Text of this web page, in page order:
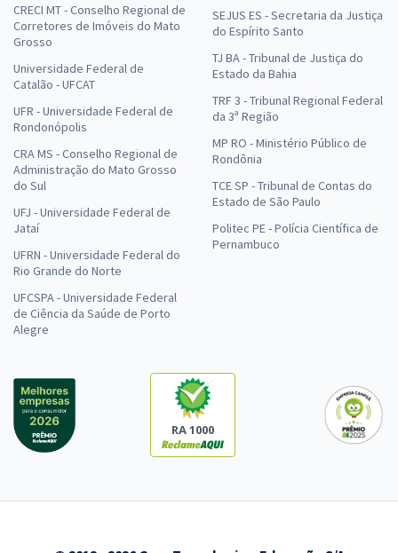
CRECI MT - Conselho Regional de
Corretores de Imóveis do Mato
Grosso
Universidade Federal de
Catalão - UFCAT
UFR - Universidade Federal de
Rondonópolis
CRA MS - Conselho Regional de
Administração do Mato Grosso
do Sul
UFJ - Universidade Federal de
Jataí
UFRN - Universidade Federal do
Rio Grande do Norte
UFCSPA - Universidade Federal
de Ciência da Saúde de Porto
Alegre
SEJUS ES - Secretaria da Justiça
do Espírito Santo
TJ BA - Tribunal de Justiça do
Estado da Bahia
TRF 3 - Tribunal Regional Federal
da 3ª Região
MP RO - Ministério Público de
Rondônia
TCE SP - Tribunal de Contas do
Estado de São Paulo
Politec PE - Polícia Científica de
Pernambuco
RA 1000